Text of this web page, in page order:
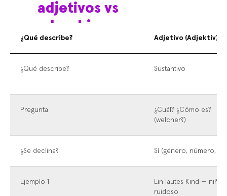
adjetivos vs
adverbios
¿Qué describe? Adjetivo (Adjektiv)
¿Qué describe? Sustantivo
Pregunta
¿Cuál? ¿Cómo es?
(welcher?)
¿Se declina? Sí (género, número,
Ejemplo 1
Ein lautes Kind — niño
ruidoso